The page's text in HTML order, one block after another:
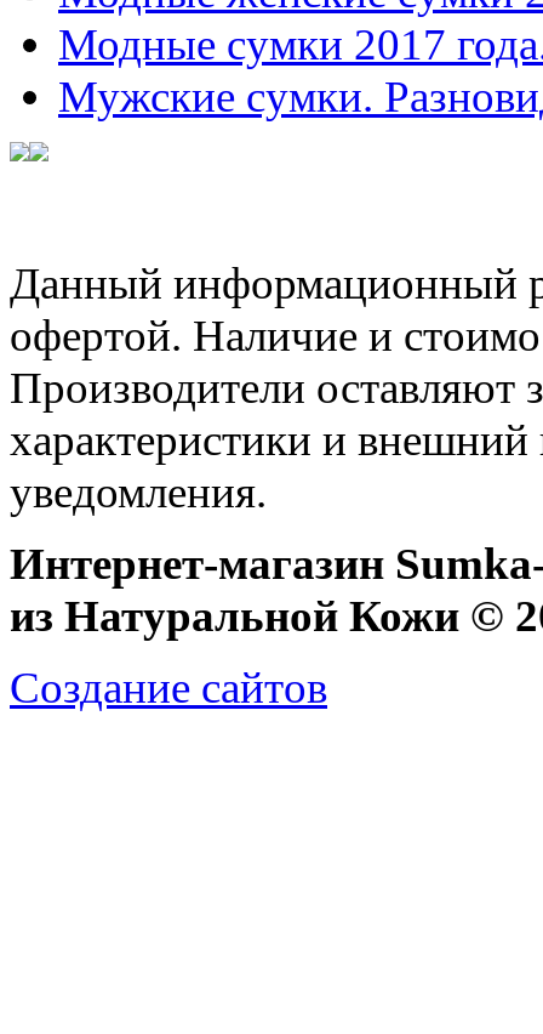
Модные сумки 2017
Мужские сумки.
Данный информационный
офертой. Наличие и
Производители оставляют
характеристики и внешний
уведомления.
Интернет-магазин
из Натуральной Кожи ©
Создание сайтов